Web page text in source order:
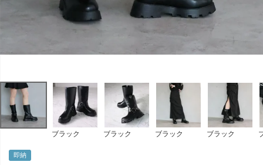
ブラック ブラック ブラック ブラック
即納